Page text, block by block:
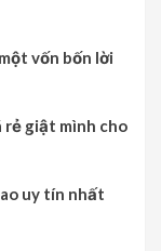
vốn bốn lời
rẻ giật mình cho
uy tín nhất